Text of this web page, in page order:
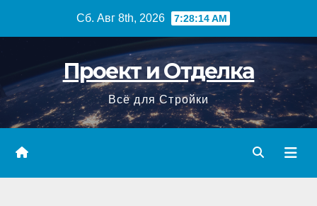
Сб. Авг 8th, 2026 7:28:15 AM
Проект и Отделка
Всё для Стройки